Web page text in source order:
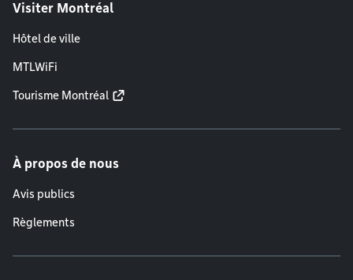
Visiter Montréal
Hôtel de ville
MTLWiFi
Tourisme Montréal
À propos de nous
Avis publics
Règlements